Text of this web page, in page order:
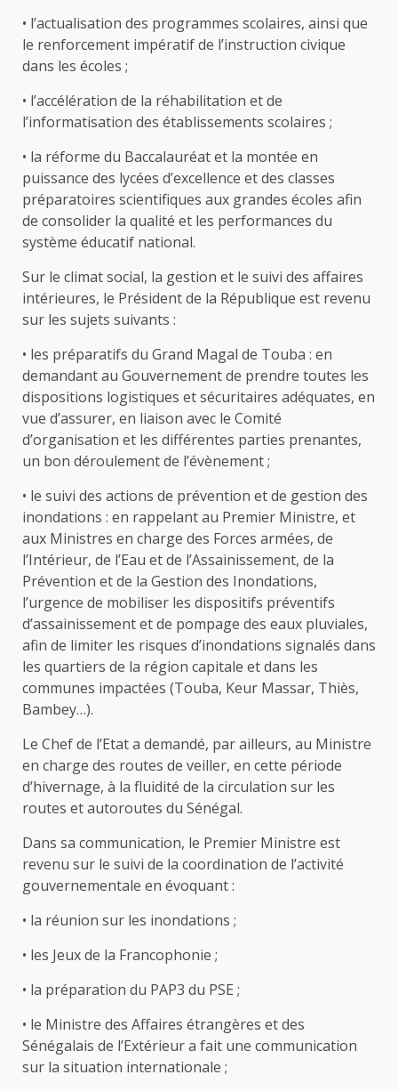
• l’actualisation des programmes scolaires, ainsi que
le renforcement impératif de l’instruction civique
dans les écoles ;
• l’accélération de la réhabilitation et de
l’informatisation des établissements scolaires ;
• la réforme du Baccalauréat et la montée en
puissance des lycées d’excellence et des classes
préparatoires scientifiques aux grandes écoles afin
de consolider la qualité et les performances du
système éducatif national.
Sur le climat social, la gestion et le suivi des affaires
intérieures, le Président de la République est revenu
sur les sujets suivants :
• les préparatifs du Grand Magal de Touba : en
demandant au Gouvernement de prendre toutes les
dispositions logistiques et sécuritaires adéquates, en
vue d’assurer, en liaison avec le Comité
d’organisation et les différentes parties prenantes,
un bon déroulement de l’évènement ;
• le suivi des actions de prévention et de gestion des
inondations : en rappelant au Premier Ministre, et
aux Ministres en charge des Forces armées, de
l’Intérieur, de l’Eau et de l’Assainissement, de la
Prévention et de la Gestion des Inondations,
l’urgence de mobiliser les dispositifs préventifs
d’assainissement et de pompage des eaux pluviales,
afin de limiter les risques d’inondations signalés dans
les quartiers de la région capitale et dans les
communes impactées (Touba, Keur Massar, Thiès,
Bambey…).
Le Chef de l’Etat a demandé, par ailleurs, au Ministre
en charge des routes de veiller, en cette période
d’hivernage, à la fluidité de la circulation sur les
routes et autoroutes du Sénégal.
Dans sa communication, le Premier Ministre est
revenu sur le suivi de la coordination de l’activité
gouvernementale en évoquant :
• la réunion sur les inondations ;
• les Jeux de la Francophonie ;
• la préparation du PAP3 du PSE ;
• le Ministre des Affaires étrangères et des
Sénégalais de l’Extérieur a fait une communication
sur la situation internationale ;